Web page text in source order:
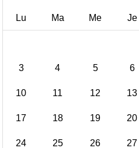
Lu Ma Me Je
3 4 5 6
10 11 12 13
17 18 19 20
24 25 26 27